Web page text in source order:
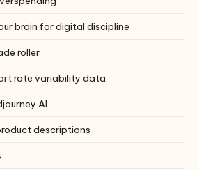
brain for digital discipline
roller
rate variability data
AI
descriptions